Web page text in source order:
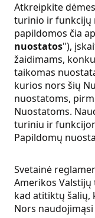
Atkreipkite
turinio ir funkcijų
papildomos čia
nuostatos"),
žaidimams,
taikomas
kurios nors šių
nuostatoms,
Nuostatoms.
turiniu ir
Papildomų
Svetainė
Amerikos
kad atitiktų šalių,
Nors